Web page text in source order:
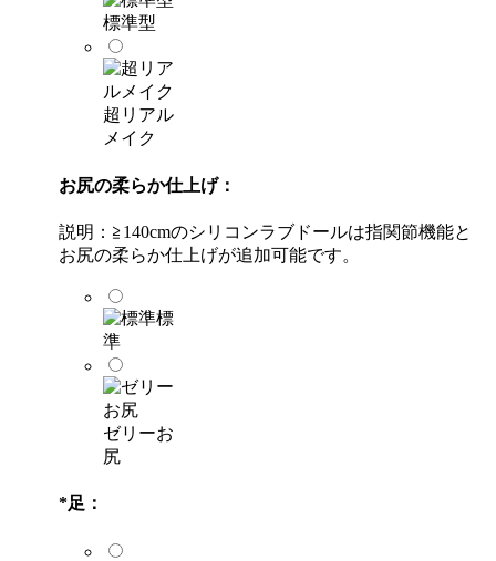
標準型
超リアル
メイク
お尻の柔らか仕上げ：
説明：≧140cmのシリコンラブドールは指関節機能と
お尻の柔らか仕上げが追加可能です。
標
準
ゼリーお
尻
*足：